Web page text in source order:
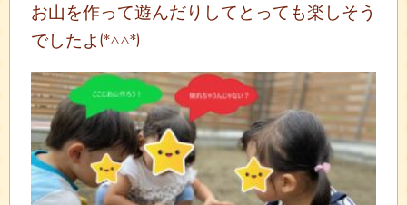
お山を作って遊んだりしてとっても楽しそう
でしたよ(*^^*)